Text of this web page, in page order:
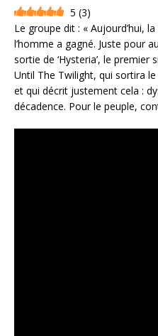
5 (3)
Le groupe dit : « Aujourd’hui,
l’homme a gagné. Juste pour
sortie de ‘Hysteria’, le premier
Until The Twilight, qui sortira
et qui décrit justement cela :
décadence. Pour le peuple,